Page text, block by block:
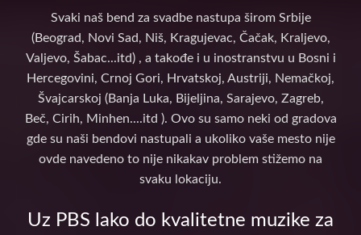
Svaki naš bend za svadbe nastupa širom Srbije
(Beograd, Novi Sad, Niš, Kragujevac, Čačak, Kraljevo,
Valjevo, Šabac...itd) , a takođe i u inostranstvu u Bosni i
Hercegovini, Crnoj Gori, Hrvatskoj, Austriji, Nemačkoj,
Švajcarskoj (Banja Luka, Bijeljina, Sarajevo, Zagreb,
Beč, Cirih, Minhen....itd ). Ovo su samo neki od gradova
gde su naši bendovi nastupali a ukoliko vaše mesto nije
ovde navedeno to nije nikakav problem stižemo na
svaku lokaciju.
Uz PBS lako do kvalitetne muzike za